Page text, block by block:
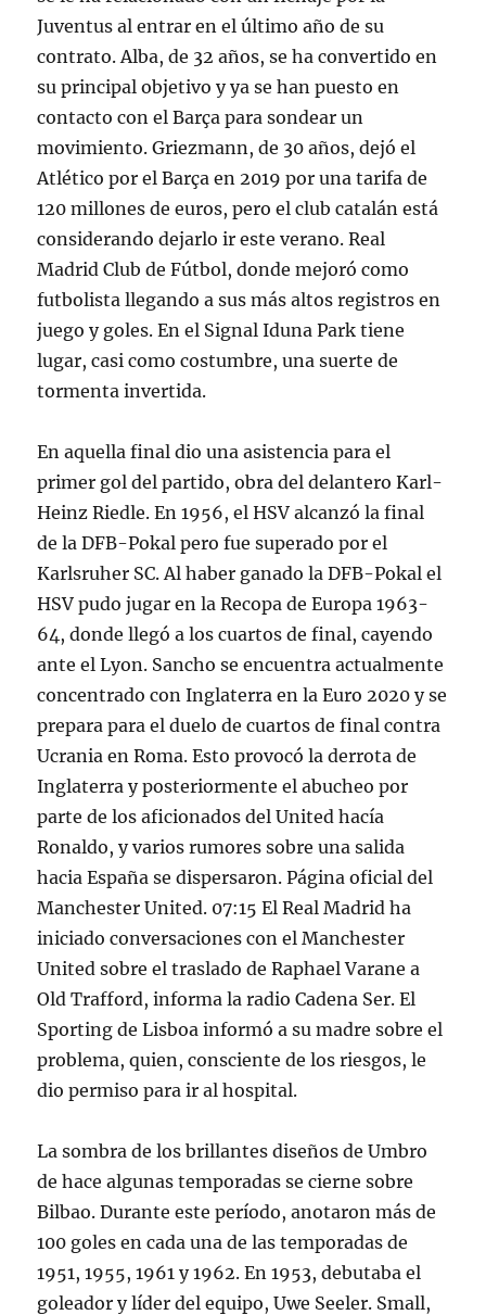
Juventus al entrar en el último año de su
contrato. Alba, de 32 años, se ha convertido en
su principal objetivo y ya se han puesto en
contacto con el Barça para sondear un
movimiento. Griezmann, de 30 años, dejó el
Atlético por el Barça en 2019 por una tarifa de
120 millones de euros, pero el club catalán está
considerando dejarlo ir este verano. Real
Madrid Club de Fútbol, donde mejoró como
futbolista llegando a sus más altos registros en
juego y goles. En el Signal Iduna Park tiene
lugar, casi como costumbre, una suerte de
tormenta invertida.
En aquella final dio una asistencia para el
primer gol del partido, obra del delantero Karl-
Heinz Riedle. En 1956, el HSV alcanzó la final
de la DFB-Pokal pero fue superado por el
Karlsruher SC. Al haber ganado la DFB-Pokal el
HSV pudo jugar en la Recopa de Europa 1963-
64, donde llegó a los cuartos de final, cayendo
ante el Lyon. Sancho se encuentra actualmente
concentrado con Inglaterra en la Euro 2020 y se
prepara para el duelo de cuartos de final contra
Ucrania en Roma. Esto provocó la derrota de
Inglaterra y posteriormente el abucheo por
parte de los aficionados del United hacía
Ronaldo, y varios rumores sobre una salida
hacia España se dispersaron. Página oficial del
Manchester United. 07:15 El Real Madrid ha
iniciado conversaciones con el Manchester
United sobre el traslado de Raphael Varane a
Old Trafford, informa la radio Cadena Ser. El
Sporting de Lisboa informó a su madre sobre el
problema, quien, consciente de los riesgos, le
dio permiso para ir al hospital.
La sombra de los brillantes diseños de Umbro
de hace algunas temporadas se cierne sobre
Bilbao. Durante este período, anotaron más de
100 goles en cada una de las temporadas de
1951, 1955, 1961 y 1962. En 1953, debutaba el
goleador y líder del equipo, Uwe Seeler. Small,